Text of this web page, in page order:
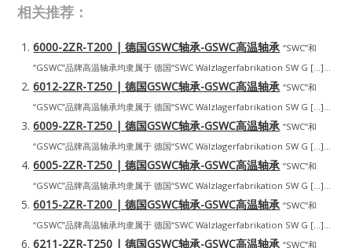
相关推荐：
6000-2ZR-T200 | 德国GSWC轴承-GSWC高温轴承 “SWC”和
“GSWC”品牌高温轴承均隶属于 德国“SWC Wälzlagerfabrikation SW G […]...
6012-2ZR-T250 | 德国GSWC轴承-GSWC高温轴承 “SWC”和
“GSWC”品牌高温轴承均隶属于 德国“SWC Wälzlagerfabrikation SW G […]...
6009-2ZR-T250 | 德国GSWC轴承-GSWC高温轴承 “SWC”和
“GSWC”品牌高温轴承均隶属于 德国“SWC Wälzlagerfabrikation SW G […]...
6005-2ZR-T250 | 德国GSWC轴承-GSWC高温轴承 “SWC”和
“GSWC”品牌高温轴承均隶属于 德国“SWC Wälzlagerfabrikation SW G […]...
6015-2ZR-T200 | 德国GSWC轴承-GSWC高温轴承 “SWC”和
“GSWC”品牌高温轴承均隶属于 德国“SWC Wälzlagerfabrikation SW G […]...
6211-2ZR-T250 | 德国GSWC轴承-GSWC高温轴承 “SWC”和